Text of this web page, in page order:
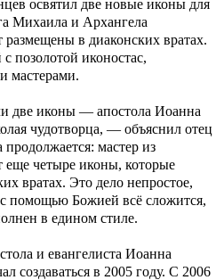
освятил две новые иконы для
Михаила и Архангела
размещены в диаконских вратах.
позолотой иконостас,
мастерами.
две иконы — апостола Иоанна
чудотворца, — объяснил отец
мастер из
четыре иконы, которые
вратах. Это дело непростое,
помощью Божией всё сложится,
в едином стиле.
и евангелиста Иоанна
создаваться в 2005 году. С 2006